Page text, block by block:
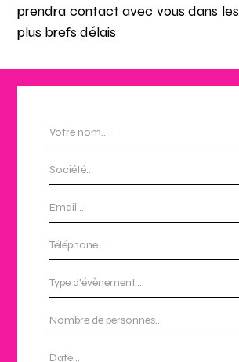
prendra contact avec vous dans les
plus brefs délais